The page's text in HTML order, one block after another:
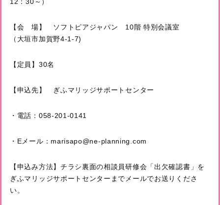
【会 場】 ソフトピアジャパン 10階 特別会議室
（大垣市加賀野4-1-7)
【定員】30名
【申込先】 ぎふマリッジサポートセンター
・電話：058-201-0141
・Eメール：marisapo@ne-planning.com
【申込み方法】チラシ裏面の相談員研修会「出欠確認書」を
ぎふマリッジサポートセンターまでメールでお送りくださ
い。